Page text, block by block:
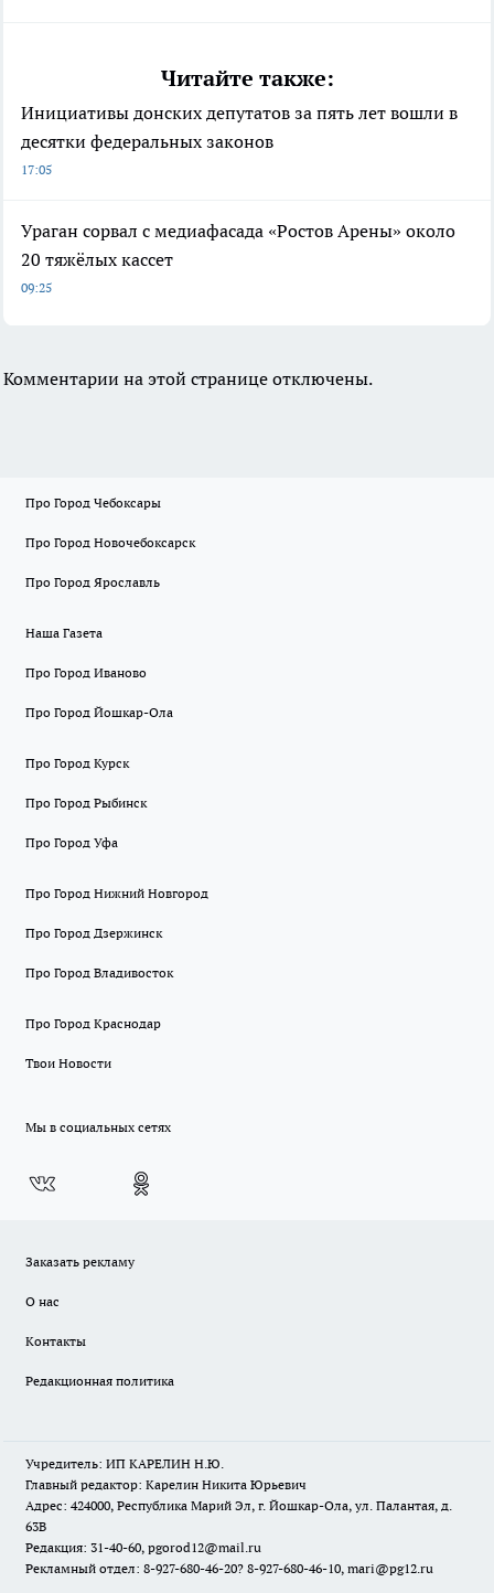
Читайте также:
Инициативы донских депутатов за пять лет вошли в
десятки федеральных законов
17:05
Ураган сорвал с медиафасада «Ростов Арены» около
20 тяжёлых кассет
09:25
Комментарии на этой странице отключены.
Про Город Чебоксары
Про Город Новочебоксарск
Про Город Ярославль
Наша Газета
Про Город Иваново
Про Город Йошкар-Ола
Про Город Курск
Про Город Рыбинск
Про Город Уфа
Про Город Нижний Новгород
Про Город Дзержинск
Про Город Владивосток
Про Город Краснодар
Твои Новости
Мы в социальных сетях
Заказать рекламу
О нас
Контакты
Редакционная политика
Учредитель: ИП КАРЕЛИН Н.Ю.
Главный редактор: Карелин Никита Юрьевич
Адрес: 424000, Республика Марий Эл, г. Йошкар-Ола, ул. Палантая, д.
63В
Редакция: 31-40-60, pgorod12@mail.ru
Рекламный отдел: 8-927-680-46-20? 8-927-680-46-10, mari@pg12.ru